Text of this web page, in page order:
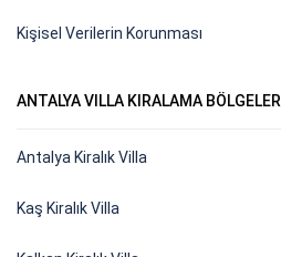
Kişisel Verilerin Korunması
ANTALYA VILLA KIRALAMA BÖLGELERI
Antalya Kiralık Villa
Kaş Kiralık Villa